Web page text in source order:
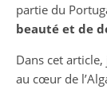
partie du
beauté et de
Dans cet
au cœur de